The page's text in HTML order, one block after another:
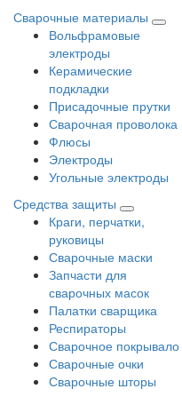
Сварочные материалы
Вольфрамовые
электроды
Керамические
подкладки
Присадочные прутки
Сварочная проволока
Флюсы
Электроды
Угольные электроды
Средства защиты
Краги, перчатки,
руковицы
Сварочные маски
Запчасти для
сварочных масок
Палатки сварщика
Респираторы
Сварочное покрывало
Сварочные очки
Сварочные шторы